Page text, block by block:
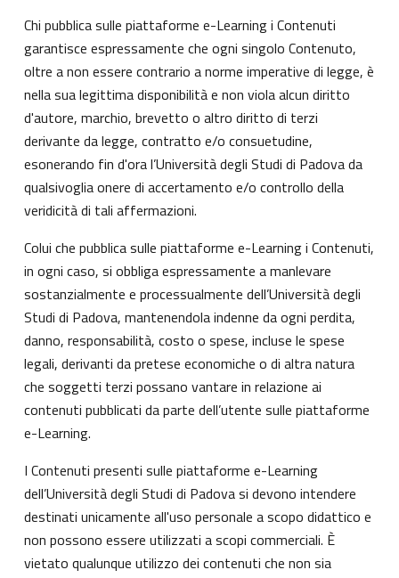
Chi pubblica sulle piattaforme e-Learning i Contenuti
garantisce espressamente che ogni singolo Contenuto,
oltre a non essere contrario a norme imperative di legge, è
nella sua legittima disponibilità e non viola alcun diritto
d'autore, marchio, brevetto o altro diritto di terzi
derivante da legge, contratto e/o consuetudine,
esonerando fin d'ora l’Università degli Studi di Padova da
qualsivoglia onere di accertamento e/o controllo della
veridicità di tali affermazioni.
Colui che pubblica sulle piattaforme e-Learning i Contenuti,
in ogni caso, si obbliga espressamente a manlevare
sostanzialmente e processualmente dell’Università degli
Studi di Padova, mantenendola indenne da ogni perdita,
danno, responsabilità, costo o spese, incluse le spese
legali, derivanti da pretese economiche o di altra natura
che soggetti terzi possano vantare in relazione ai
contenuti pubblicati da parte dell’utente sulle piattaforme
e-Learning.
I Contenuti presenti sulle piattaforme e-Learning
dell’Università degli Studi di Padova si devono intendere
destinati unicamente all'uso personale a scopo didattico e
non possono essere utilizzati a scopi commerciali. È
vietato qualunque utilizzo dei contenuti che non sia